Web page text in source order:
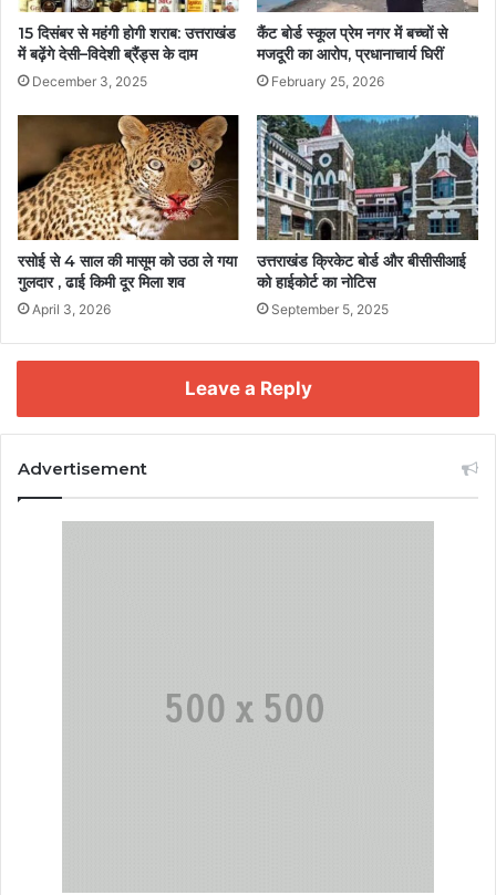
15 दिसंबर से महंगी होगी शराब: उत्तराखंड
में बढ़ेंगे देसी–विदेशी ब्रैंड्स के दाम
December 3, 2025
कैंट बोर्ड स्कूल प्रेम नगर में बच्चों से
मजदूरी का आरोप, प्रधानाचार्य घिरीं
February 25, 2026
रसोई से 4 साल की मासूम को उठा ले गया
गुलदार , ढाई किमी दूर मिला शव
April 3, 2026
उत्तराखंड क्रिकेट बोर्ड और बीसीसीआई
को हाईकोर्ट का नोटिस
September 5, 2025
Leave a Reply
Advertisement